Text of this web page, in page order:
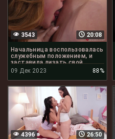
20:08
3543
Начальница воспользовалась
служебным положением, и
заставила лизать свой
клитор
09 Дек 2023 88%
26:50
4396